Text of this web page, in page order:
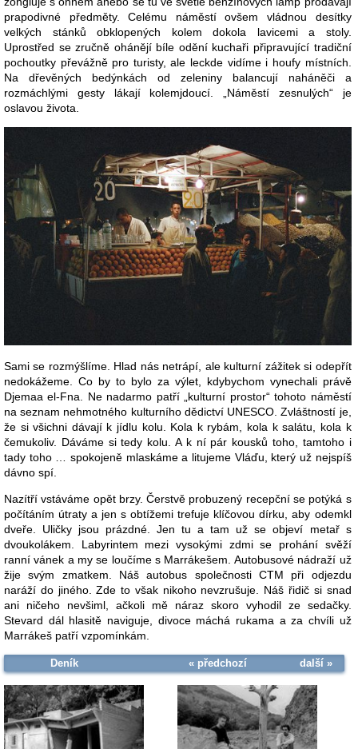
prapodivné předměty. Celému náměstí ovšem vládnou desítky
velkých stánků obklopených kolem dokola lavicemi a stoly.
Uprostřed se zručně ohánějí bíle odění kuchaři připravující tradiční
pochoutky převážně pro turisty, ale leckde vidíme i houfy místních.
Na dřevěných bedýnkách od zeleniny balancují naháněči a
rozmáchlými gesty lákají kolemjdoucí. „Náměstí zesnulých“ je
oslavou života.
Sami se rozmýšlíme. Hlad nás netrápí, ale kulturní zážitek si odepřít
nedokážeme. Co by to bylo za výlet, kdybychom vynechali právě
Djemaa el-Fna. Ne nadarmo patří „kulturní prostor“ tohoto náměstí
na seznam nehmotného kulturního dědictví UNESCO. Zvláštností je,
že si všichni dávají k jídlu kolu. Kola k rybám, kola k salátu, kola k
čemukoliv. Dáváme si tedy kolu. A k ní pár kousků toho, tamtoho i
tady toho … spokojeně mlaskáme a litujeme Vláďu, který už nejspíš
dávno spí.
Nazítří vstáváme opět brzy. Čerstvě probuzený recepční se potýká s
počítáním útraty a jen s obtížemi trefuje klíčovou dírku, aby odemkl
dveře. Uličky jsou prázdné. Jen tu a tam už se objeví metař s
dvoukolákem. Labyrintem mezi vysokými zdmi se prohání svěží
ranní vánek a my se loučíme s Marrákešem. Autobusové nádraží už
žije svým zmatkem. Náš autobus společnosti CTM při odjezdu
naráží do jiného. Zde to však nikoho nevzrušuje. Náš řidič si snad
ani ničeho nevšiml, ačkoli mě náraz skoro vyhodil ze sedačky.
Stevard dál hlasitě naviguje, divoce máchá rukama a za chvíli už
Marrákeš patří vzpomínkám.
« předchozí
Deník další »